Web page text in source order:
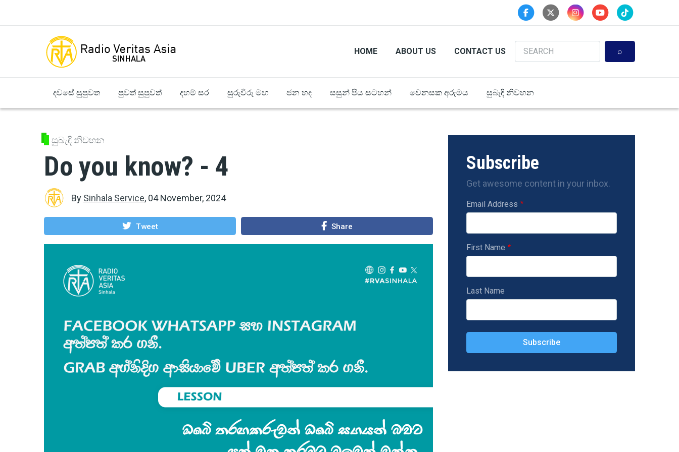
HOME ABOUT US CONTACT US
Search
දවසේ සුපුවත පුවත් සුපුවත් දහම් සර සුරුවිරු මඟ ජන හද සසුන් පිය සටහන් වෙනසක අරුමය සුබැඳි නිවහන
සුබැඳි නිවහන
Do you know? - 4
By Sinhala Service, 04 November, 2024
Tweet Share
Subscribe
Get awesome content in your inbox.
Email Address
First Name
Last Name